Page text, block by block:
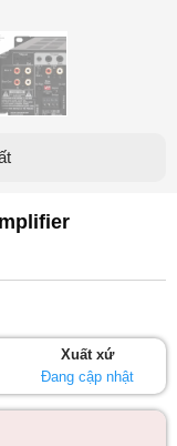
Xuất xứ
Đang cập nhật